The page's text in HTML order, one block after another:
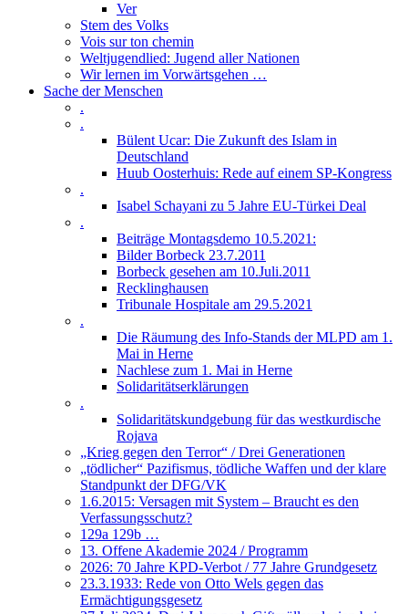
Ver
Stem des Volks
Vois sur ton chemin
Weltjugendlied: Jugend aller Nationen
Wir lernen im Vorwärtsgehen …
Sache der Menschen
.
.
Bülent Ucar: Die Zukunft des Islam in
Deutschland
Huub Oosterhuis: Rede auf einem SP-Kongress
.
Isabel Schayani zu 5 Jahre EU-Türkei Deal
.
Beiträge Montagsdemo 10.5.2021:
Bilder Borbeck 23.7.2011
Borbeck gesehen am 10.Juli.2011
Recklinghausen
Tribunale Hospitale am 29.5.2021
.
Die Räumung des Info-Stands der MLPD am 1.
Mai in Herne
Nachlese zum 1. Mai in Herne
Solidaritätserklärungen
.
Solidaritätskundgebung für das westkurdische
Rojava
„Krieg gegen den Terror“ / Drei Generationen
„tödlicher“ Pazifismus, tödliche Waffen und der klare
Standpunkt der DFG/VK
1.6.2015: Versagen mit System – Braucht es den
Verfassungsschutz?
129a 129b …
13. Offene Akademie 2024 / Programm
2026: 70 Jahre KPD-Verbot / 77 Jahre Grundgesetz
23.3.1933: Rede von Otto Wels gegen das
Ermächtigungsgesetz